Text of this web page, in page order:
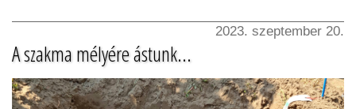
2023. szeptember 20.
A szakma mélyére ástunk...